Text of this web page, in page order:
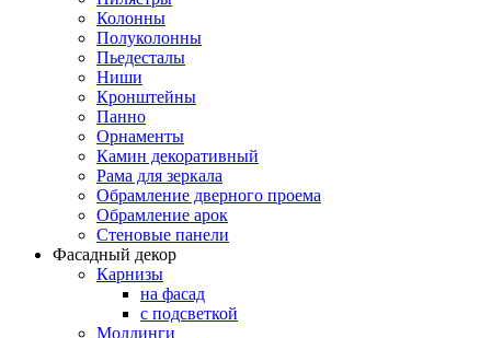
Колонны
Полуколонны
Пьедесталы
Ниши
Кронштейны
Панно
Орнаменты
Камин декоративный
Рама для зеркала
Обрамление дверного проема
Обрамление арок
Стеновые панели
Фасадный декор
Карнизы
на фасад
с подсветкой
Молдинги